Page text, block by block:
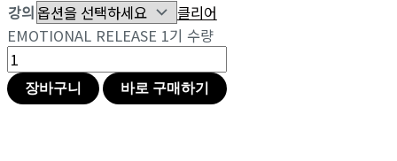
강의
클리어
EMOTIONAL RELEASE 1기 수량
장바구니 바로 구매하기